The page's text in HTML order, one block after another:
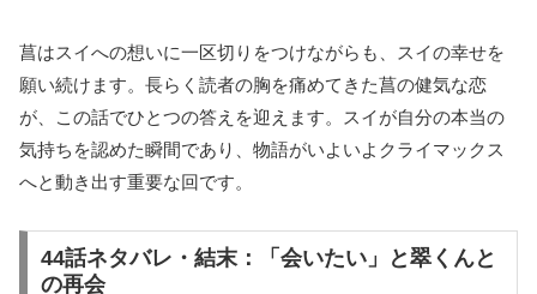
菖はスイへの想いに一区切りをつけながらも、スイの幸せを
願い続けます。長らく読者の胸を痛めてきた菖の健気な恋
が、この話でひとつの答えを迎えます。スイが自分の本当の
気持ちを認めた瞬間であり、物語がいよいよクライマックス
へと動き出す重要な回です。
44話ネタバレ・結末：「会いたい」と翠くんと
の再会